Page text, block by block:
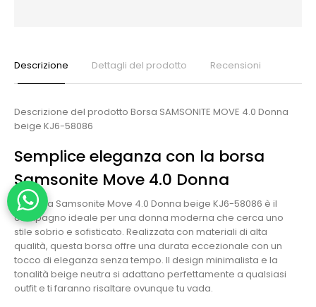
Descrizione Dettagli del prodotto Recensioni
Descrizione del prodotto Borsa SAMSONITE MOVE 4.0 Donna
beige KJ6-58086
Semplice eleganza con la borsa
Samsonite Move 4.0 Donna
La borsa Samsonite Move 4.0 Donna beige KJ6-58086 è il
compagno ideale per una donna moderna che cerca uno
stile sobrio e sofisticato. Realizzata con materiali di alta
qualità, questa borsa offre una durata eccezionale con un
tocco di eleganza senza tempo. Il design minimalista e la
tonalità beige neutra si adattano perfettamente a qualsiasi
outfit e ti faranno risaltare ovunque tu vada.